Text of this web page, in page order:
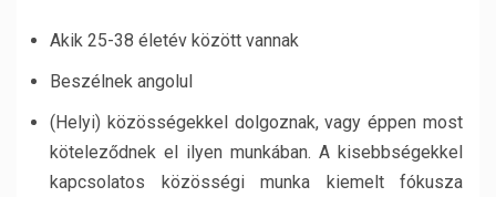
Akik 25-38 életév között vannak
Beszélnek angolul
(Helyi) közösségekkel dolgoznak, vagy éppen most
köteleződnek el ilyen munkában. A kisebbségekkel
kapcsolatos közösségi munka kiemelt fókusza